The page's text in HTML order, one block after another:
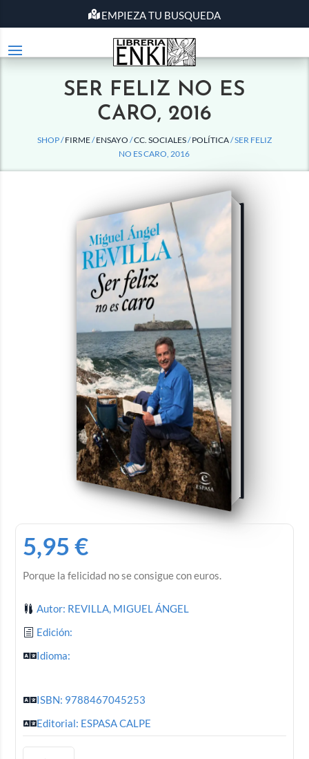
EMPIEZA TU BUSQUEDA
SER FELIZ NO ES
CARO, 2016
SHOP /FIRME/ENSAYO /CC. SOCIALES/POLÍTICA/ SER FELIZ
NO ES CARO, 2016
5,95€
Porque la felicidad no se consigue con euros.
Autor: REVILLA, MIGUEL ÁNGEL
Edición:
Idioma:
ISBN: 9788467045253
Editorial: ESPASA CALPE